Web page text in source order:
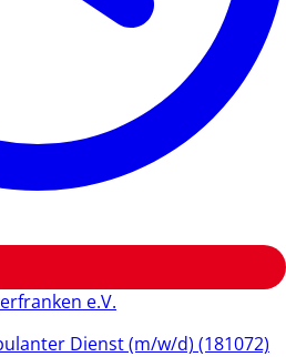
e.V.
Dienst (m/w/d) (181072)